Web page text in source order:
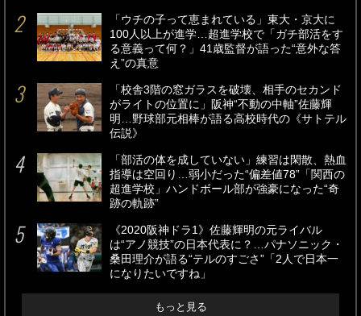
「ウチの子って恵まれている」東大・京大に
100人以上が進学…超進学校で「ガチ部活をす
る意義って何？」41歳監督が語った“意外な答
え”の真意
「校舎3階の窓ガラスを破壊、相手のセカンド
がライトの位置に」阪神“不動の中軸”佐藤輝
明…野球部元相棒が語る高校時代の《サトテル
伝説》
「部活の体を成していない」練習は閑散、熱血
指導は空回り…弱小だった“偏差値78”「関西の
超進学校」ハンドボール部が強豪になった“奇
跡の軌跡”
《2020阪神ドラ1》佐藤輝明の元ライバル
は“アノ競技”の日本代表に？…パナソニック・
桑田理介が語る“テルのすごさ”「2人で日本一
になりたいですね」
もっと見る